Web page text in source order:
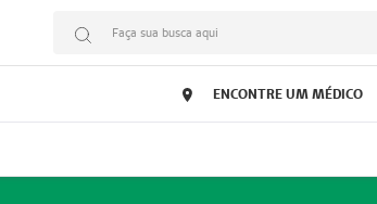
Faça sua busca aqui
ENCONTRE UM MÉDICO